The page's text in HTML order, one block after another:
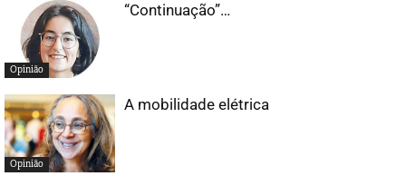
Opinião
“Continuação”…
Opinião
A mobilidade elétrica